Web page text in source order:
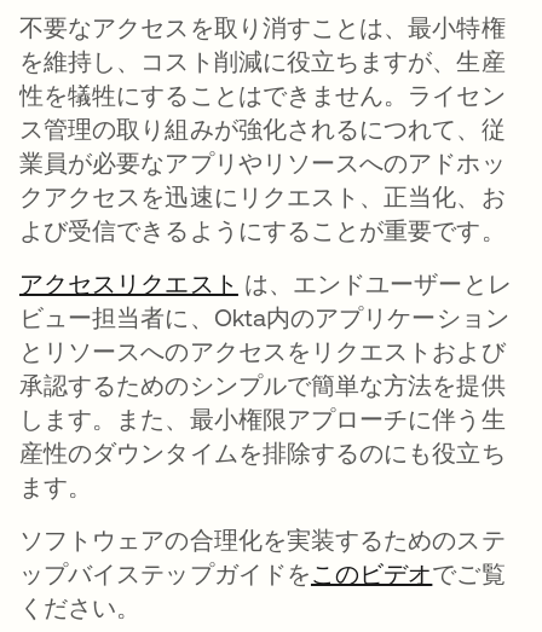
不要なアクセスを取り消すことは、最小特権
を維持し、コスト削減に役立ちますが、生産
性を犠牲にすることはできません。ライセン
ス管理の取り組みが強化されるにつれて、従
業員が必要なアプリやリソースへのアドホッ
クアクセスを迅速にリクエスト、正当化、お
よび受信できるようにすることが重要です。
アクセスリクエスト 新しいタブで開く
は、エンドユーザーとレ
ビュー担当者に、Okta内のアプリケーション
とリソースへのアクセスをリクエストおよび
承認するためのシンプルで簡単な方法を提供
します。また、最小権限アプローチに伴う生
産性のダウンタイムを排除するのにも役立ち
ます。
ソフトウェアの合理化を実装するためのステ
ップバイステップガイドをこのビデオ新しいタ
でご覧
ください。